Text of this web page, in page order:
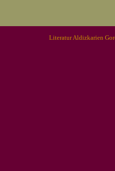
Literatur Aldizkarien